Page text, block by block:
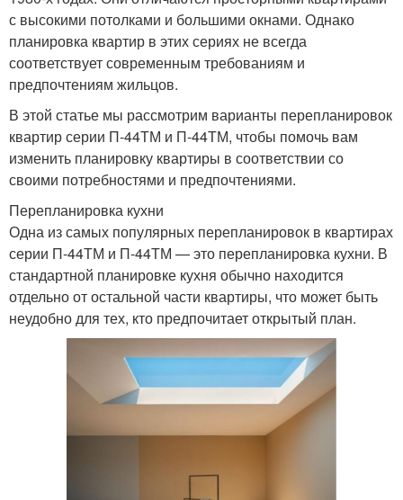
с высокими потолками и большими окнами. Однако
планировка квартир в этих сериях не всегда
соответствует современным требованиям и
предпочтениям жильцов.
В этой статье мы рассмотрим варианты перепланировок
квартир серии П-44ТМ и П-44ТМ, чтобы помочь вам
изменить планировку квартиры в соответствии со
своими потребностями и предпочтениями.
Перепланировка кухни
Одна из самых популярных перепланировок в квартирах
серии П-44ТМ и П-44ТМ — это перепланировка кухни. В
стандартной планировке кухня обычно находится
отдельно от остальной части квартиры, что может быть
неудобно для тех, кто предпочитает открытый план.